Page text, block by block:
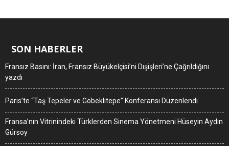
SON HABERLER
Fransız Basını: İran, Fransız Büyükelçisi’ni Dışişleri’ne Çağrıldığını
yazdı
Paris’te “Taş Tepeler ve Göbeklitepe” Konferansı Düzenlendi.
Fransa’nın Vitrinindeki Türklerden Sinema Yönetmeni Hüseyin Aydın
Gürsoy